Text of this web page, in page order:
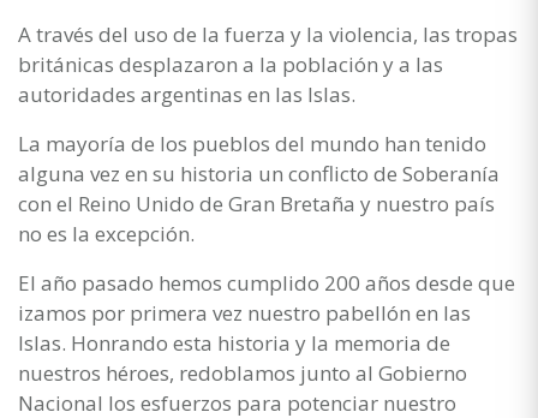
A través del uso de la fuerza y la violencia, las tropas
británicas desplazaron a la población y a las
autoridades argentinas en las Islas.
La mayoría de los pueblos del mundo han tenido
alguna vez en su historia un conflicto de Soberanía
con el Reino Unido de Gran Bretaña y nuestro país
no es la excepción.
El año pasado hemos cumplido 200 años desde que
izamos por primera vez nuestro pabellón en las
Islas. Honrando esta historia y la memoria de
nuestros héroes, redoblamos junto al Gobierno
Nacional los esfuerzos para potenciar nuestro